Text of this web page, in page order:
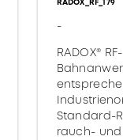
-
RADOX®
Standard-
rauch-